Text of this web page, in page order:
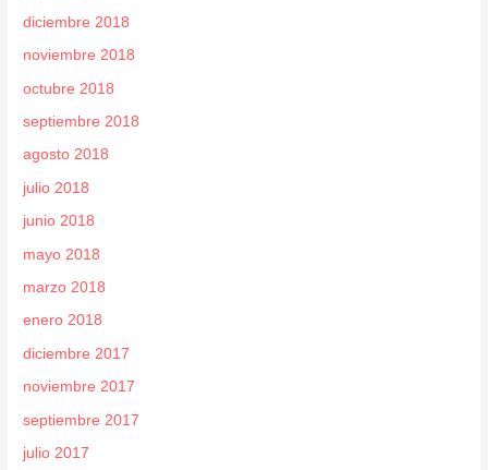
diciembre 2018
noviembre 2018
octubre 2018
septiembre 2018
agosto 2018
julio 2018
junio 2018
mayo 2018
marzo 2018
enero 2018
diciembre 2017
noviembre 2017
septiembre 2017
julio 2017